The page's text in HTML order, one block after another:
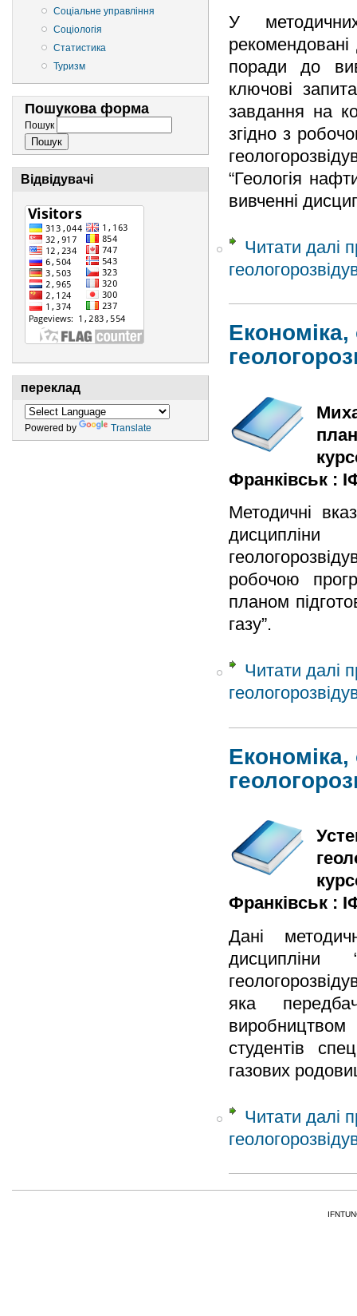
Соціальне управління
Соціологія
Статистика
Туризм
Пошукова форма
Пошук
Відвідувачі
переклад
Powered by Translate
У
поради до
ключові
завдання на
згідно з
“Геологія
вивченні
Читати далі
Економіка,
Франківськ :
Методичні
дисципліни
робочою
планом
газу”.
Читати далі
Економіка,
Франківськ :
Дані
дисципліни
яка
виробництвом
студентів
газових
Читати далі